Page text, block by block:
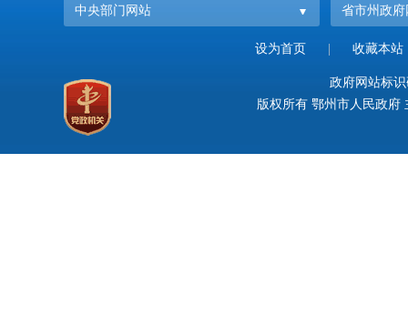
中央部门网站 省市州政府
设为首页 收藏本站
政府网站标
版权所有 鄂州市人民政府